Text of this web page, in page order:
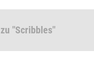
"Scribbles"